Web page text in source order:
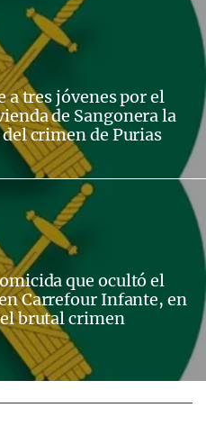
a tres jóvenes por el
de Sangonera la
crimen de Purias
que ocultó el
Carrefour Infante, en
brutal crimen